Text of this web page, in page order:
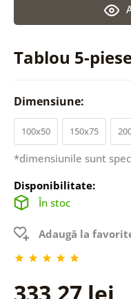
Tablou 5-
Dimensiune:
100x50 150x75
*dimensiunile sunt
Disponibilitate:
În stoc
Adaugă la
333,27 lei